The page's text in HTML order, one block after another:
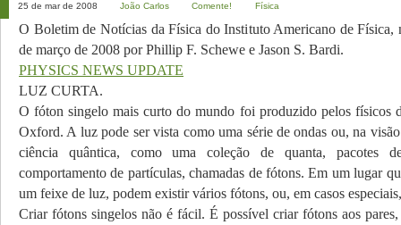
25 de mar de 2008 João Carlos Comente! Física
O Boletim de Notícias da Física do Instituto Americano de Física,
de março de 2008 por Phillip F. Schewe e Jason S. Bardi.
PHYSICS NEWS UPDATE
LUZ CURTA.
O fóton singelo mais curto do mundo foi produzido pelos físicos
Oxford. A luz pode ser vista como uma série de ondas ou, na
ciência quântica, como uma coleção de quanta, pacotes
comportamento de partículas, chamadas de fótons. Em um lugar
um feixe de luz, podem existir vários fótons, ou, em casos
Criar fótons singelos não é fácil. É possível criar fótons aos